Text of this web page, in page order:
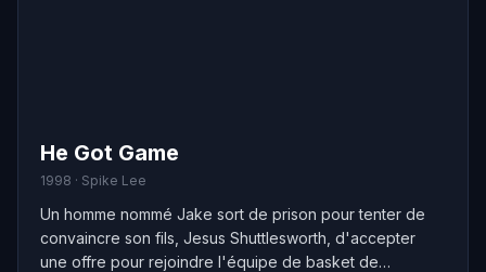
He Got Game
1998 · Spike Lee
Un homme nommé Jake sort de prison pour tenter de
convaincre son fils, Jesus Shuttlesworth, d'accepter
une offre pour rejoindre l'équipe de basket de